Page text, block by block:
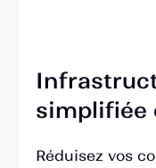
simplifiée
Réduisez vos